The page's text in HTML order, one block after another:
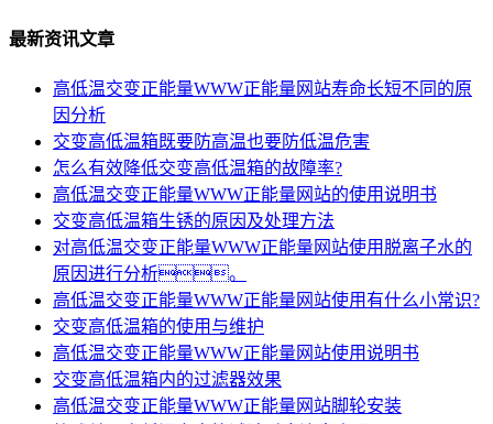
最新资讯文章
高低温交变正能量WWW正能量网站寿命长短不同的原
因分析
交变高低温箱既要防高温也要防低温危害
怎么有效降低交变高低温箱的故障率?
高低温交变正能量WWW正能量网站的使用说明书
交变高低温箱生锈的原因及处理方法
对高低温交变正能量WWW正能量网站使用脱离子水的
原因进行分析。
高低温交变正能量WWW正能量网站使用有什么小常识?
交变高低温箱的使用与维护
高低温交变正能量WWW正能量网站使用说明书
交变高低温箱内的过滤器效果
高低温交变正能量WWW正能量网站脚轮安装